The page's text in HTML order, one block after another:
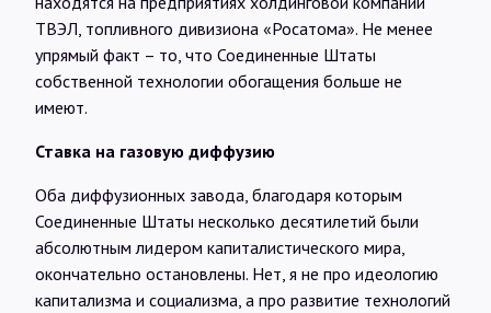
ТВЭЛ, топливного дивизиона «Росатома». Не менее
упрямый факт – то, что Соединенные Штаты
собственной технологии обогащения больше не
имеют.
Ставка на газовую диффузию
Оба диффузионных завода, благодаря которым
Соединенные Штаты несколько десятилетий были
абсолютным лидером капиталистического мира,
окончательно остановлены. Нет, я не про идеологию
капитализма и социализма, а про развитие технологий